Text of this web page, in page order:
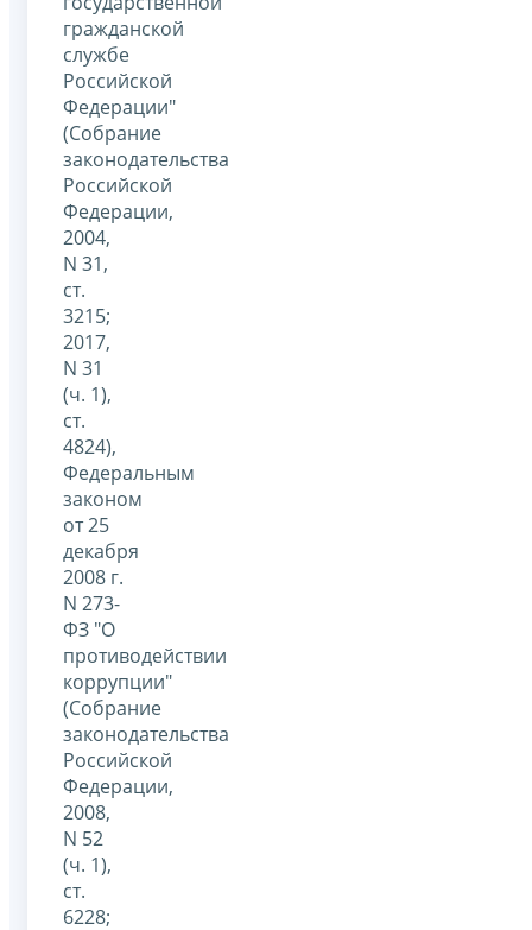
гражданской
службе
Российской
Федерации"
(Собрание
законодательства
Российской
Федерации,
2004,
N 31,
ст.
3215;
2017,
N 31
(ч. 1),
ст.
4824),
Федеральным
законом
от 25
декабря
2008 г.
N 273-
ФЗ "О
противодействии
коррупции"
(Собрание
законодательства
Российской
Федерации,
2008,
N 52
(ч. 1),
ст.
6228;